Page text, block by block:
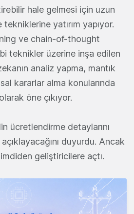
hale gelmesi için uzun
yatırım yapıyor.
ve chain-of-thought
teknikler üzerine inşa edilen
analiz yapma, mantık
kararlar alma konularında
öne çıkıyor.
ücretlendirme detaylarını
duyurdu. Ancak
geliştiricilere açtı.